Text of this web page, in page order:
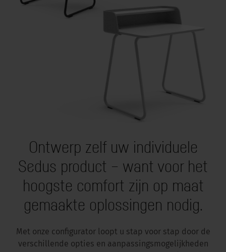
Ontwerp zelf uw individuele
Sedus product – want voor het
hoogste comfort zijn op maat
gemaakte oplossingen nodig.
Met onze configurator loopt u stap voor stap door de
verschillende opties en aanpassingsmogelijkheden